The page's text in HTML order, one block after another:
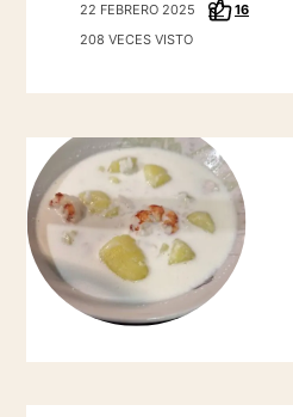
22 FEBRERO 2025
16
208 VECES VISTO